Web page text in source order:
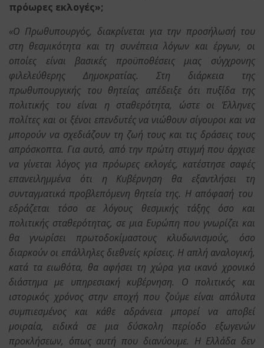
πρόωρες εκλογές»;
«Ο Πρωθυπουργός, διακρίνεται για την προσήλωσή του
στη θεσμικότητα και τη συνέπεια λόγων και έργων, οι
οποίες είναι βασικές προϋποθέσεις μιας σύγχρονης
φιλελεύθερης Δημοκρατίας. Στη διάρκεια της
πρωθυπουργικής του θητείας απέδειξε ότι πυξίδα της
πολιτικής του είναι η σταθερότητα, ώστε οι Έλληνες
πολίτες και οι ξένοι επενδυτές να νιώθουν σίγουροι και να
μπορούν να σχεδιάζουν τη ζωή τους και τις δράσεις τους
απρόσκοπτα. Για αυτό, από την πρώτη στιγμή που άρχισε
να γίνεται λόγος για πρόωρες εκλογές, κατέστησε σαφές
επανειλημμένα ότι η Κυβέρνηση θα εξαντλήσει τη
συνταγματικά προβλεπόμενη θητεία της. Η απόφασή του
εδράζεται τόσο σε λόγους θεσμικής τάξης όσο και
πολιτικής σταθερότητας, σε μια Ευρώπη που γνωρίζει και
θα γνωρίσει πρωτοδοκίμαστους κλυδωνισμούς, όσο
διαρκούν οι επάλληλες διεθνείς κρίσεις. Η απλή αναλογική,
κατά τα ειωθότα, θα αφήσει τη χώρα για ικανό χρονικό
διάστημα με υπηρεσιακή κυβέρνηση. Ο πολιτικός και
ιστορικός χρόνος στην εποχή που ζούμε είναι απόλυτα
συμπιεσμένος και κάθε αδράνεια μπορεί να αποβεί
μοιραία, ειδικά σε μια δύσκολη περίοδο εξωγενών
προκλήσεων, όπως αυτή που διανύουμε. Η Ελλάδα δεν